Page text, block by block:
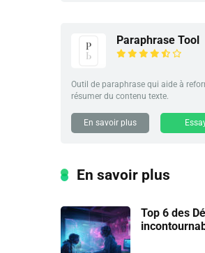
Paraphrase Tool
Outil de paraphrase qui aide à
résumer du contenu texte.
En savoir plus
En savoir plus
Top 6 des